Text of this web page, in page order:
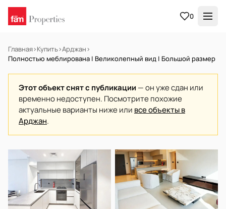
0
Главная›Купить›Арджан›
Полностью меблирована | Великолепный вид | Большой размер
Этот объект снят с публикации — он уже сдан или
временно недоступен. Посмотрите похожие
актуальные варианты ниже или все объекты в
Арджан.
В АРЕНДУ Готов к заселению